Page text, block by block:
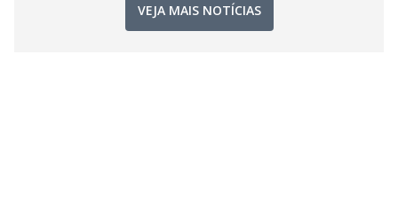
VEJA MAIS NOTÍCIAS